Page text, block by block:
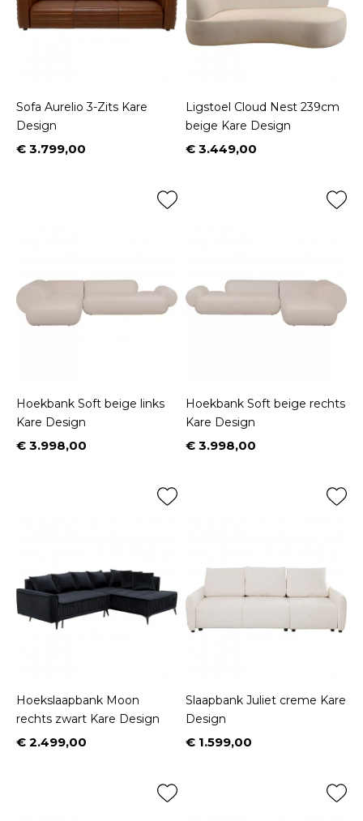
Sofa Aurelio 3-Zits Kare
Design
Prijs
€ 3.799,00
Ligstoel Cloud Nest 239cm
beige Kare Design
Prijs
€ 3.449,00
Hoekbank Soft beige links
Kare Design
Prijs
€ 3.998,00
Hoekbank Soft beige rechts
Kare Design
Prijs
€ 3.998,00
Hoekslaapbank Moon
rechts zwart Kare Design
Prijs
€ 2.499,00
Slaapbank Juliet creme Kare
Design
Prijs
€ 1.599,00